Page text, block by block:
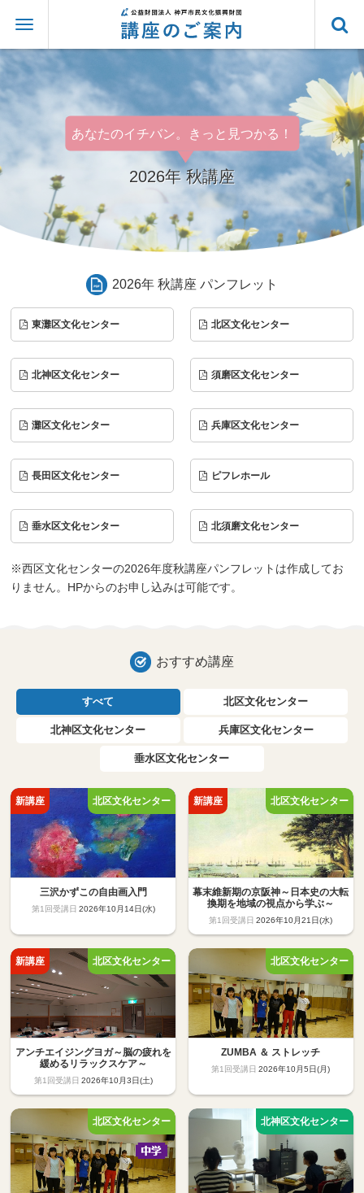
あなたのイチバン。きっと見つかる！
2026年 秋講座
2026年 秋講座 パンフレット
東灘区文化センター 北区文化センター
北神区文化センター 須磨区文化センター
灘区文化センター 兵庫区文化センター
長田区文化センター ピフレホール
垂水区文化センター 北須磨文化センター
※西区文化センターの2026年度秋講座パンフレットは作成してお
りません。HPからのお申し込みは可能です。
おすすめ講座
すべて 北区文化センター
北神区文化センター 兵庫区文化センター
垂水区文化センター
三沢かずこの自由画入門
2026年10月14日(水)
幕末維新期の京阪神～日本史の大転
換期を地域の視点から学ぶ～
2026年10月21日(水)
アンチエイジングヨガ～脳の疲れを
緩めるリラックスケア～
2026年10月3日(土)
ZUMBA ＆ ストレッチ
2026年10月5日(月)